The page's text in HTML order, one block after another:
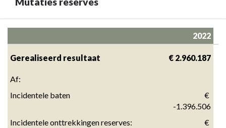
naar
navigatie
Overzicht
incidentele
2022
Gerealiseerd resultaat € 2.960.187
Af:
Incidentele baten
-1.396.506
Incidentele onttrekkingen reserves: